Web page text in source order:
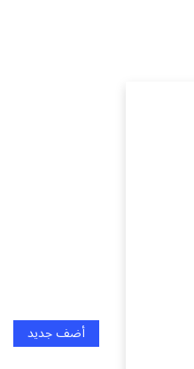
أضف جديد